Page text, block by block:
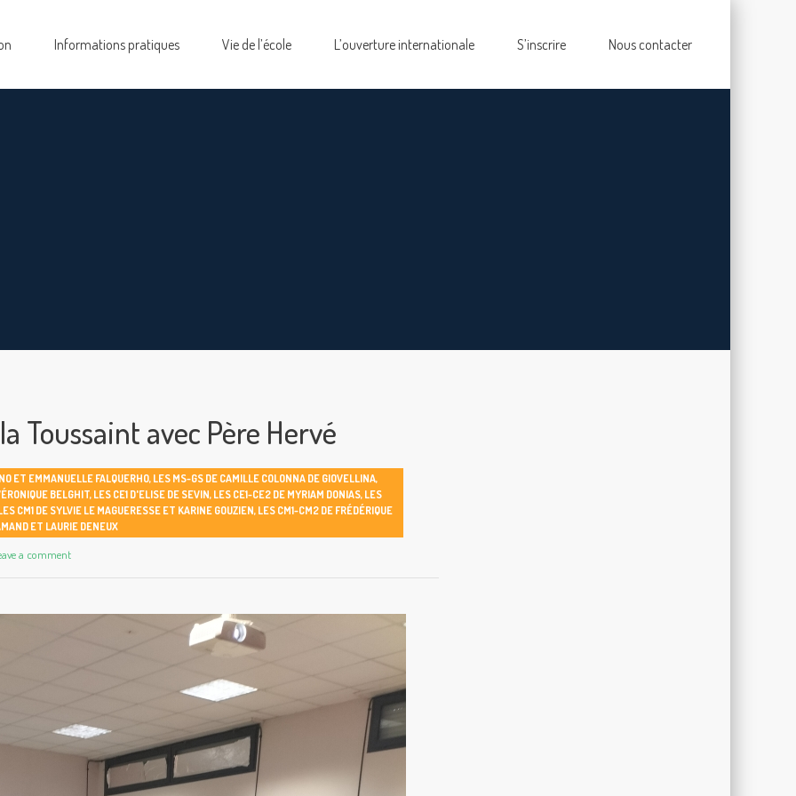
Informations pratiques Vie de l’école L’ouverture internationale S’inscrire Nous contacter
Toussaint avec Père Hervé
ET EMMANUELLE FALQUERHO, LES MS-GS DE CAMILLE COLONNA DE GIOVELLINA,
BELGHIT, LES CE1 D'ELISE DE SEVIN, LES CE1-CE2 DE MYRIAM DONIAS, LES
CM1 DE SYLVIE LE MAGUERESSE ET KARINE GOUZIEN, LES CM1-CM2 DE FRÉDÉRIQUE
ET LAURIE DENEUX
a comment